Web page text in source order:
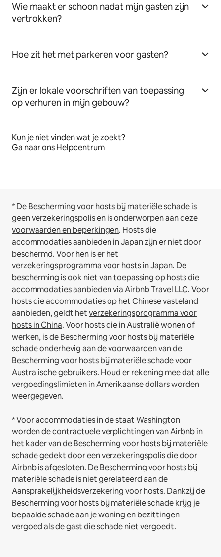
Wie maakt er schoon nadat mijn gasten zijn
vertrokken?
Hoe zit het met parkeren voor gasten?
Zijn er lokale voorschriften van toepassing
op verhuren in mijn gebouw?
Kun je niet vinden wat je zoekt?
Ga naar ons Helpcentrum
* De Bescherming voor hosts bij materiële schade is
geen verzekeringspolis en is onderworpen aan deze
voorwaarden en beperkingen. Hosts die
accommodaties aanbieden in Japan zijn er niet door
beschermd. Voor hen is er het
verzekeringsprogramma voor hosts in Japan. De
bescherming is ook niet van toepassing op hosts die
accommodaties aanbieden via Airbnb Travel LLC.Voor
hosts die accommodaties op het Chinese vasteland
aanbieden, geldt hetverzekeringsprogramma voor
hosts in China.Voor hosts die in Australië wonen of
werken, is de Bescherming voor hosts bij materiële
schade onderhevig aan de voorwaarden van de
Bescherming voor hosts bij materiële schade voor
Australische gebruikers. Houd er rekening mee dat alle
vergoedingslimieten in Amerikaanse dollars worden
weergegeven.
* Voor accommodaties in de staat Washington
worden de contractuele verplichtingen van Airbnb in
het kader van de Bescherming voor hosts bij materiële
schade gedekt door een verzekeringspolis die door
Airbnb is afgesloten. De Bescherming voor hosts bij
materiële schade is niet gerelateerd aan de
Aansprakelijkheidsverzekering voor hosts. Dankzij de
Bescherming voor hosts bij materiële schade krijg je
bepaalde schade aan je woning en bezittingen
vergoed als de gast die schade niet vergoedt.